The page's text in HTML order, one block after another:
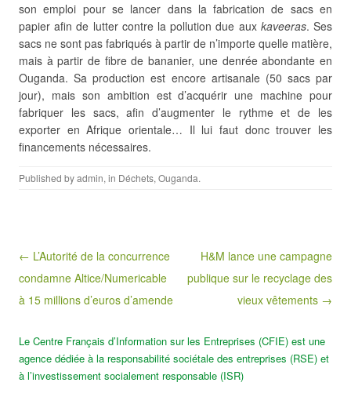
son emploi pour se lancer dans la fabrication de sacs en
papier afin de lutter contre la pollution due aux kaveeras. Ses
sacs ne sont pas fabriqués à partir de n’importe quelle matière,
mais à partir de fibre de bananier, une denrée abondante en
Ouganda. Sa production est encore artisanale (50 sacs par
jour), mais son ambition est d’acquérir une machine pour
fabriquer les sacs, afin d’augmenter le rythme et de les
exporter en Afrique orientale… Il lui faut donc trouver les
financements nécessaires.
Published byadmin, in Déchets, Ouganda.
Post navigation
← L’Autorité de la concurrence
condamne Altice/Numericable
à 15 millions d’euros d’amende
H&M lance une campagne
publique sur le recyclage des
vieux vêtements →
Le Centre Français d’Information sur les Entreprises (CFIE) est une
agence dédiée à la responsabilité sociétale des entreprises (RSE) et
à l’investissement socialement responsable (ISR)